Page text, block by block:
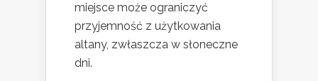
miejsce może ograniczyć
przyjemność z użytkowania
altany, zwłaszcza w słoneczne
dni.